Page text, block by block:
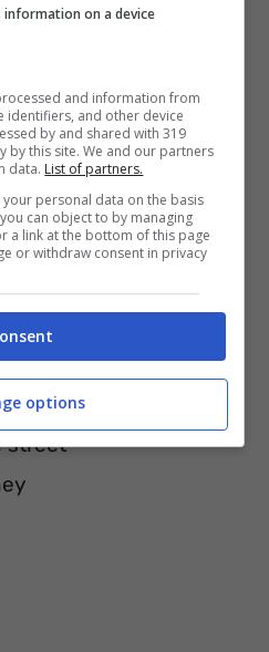
street
information on a device
and information from
identifiers, and other device
by and shared with 319
by this site. We and our partners
data. List of partners.
personal data on the basis
can object to by managing
a link at the bottom of this page
or withdraw consent in privacy
options